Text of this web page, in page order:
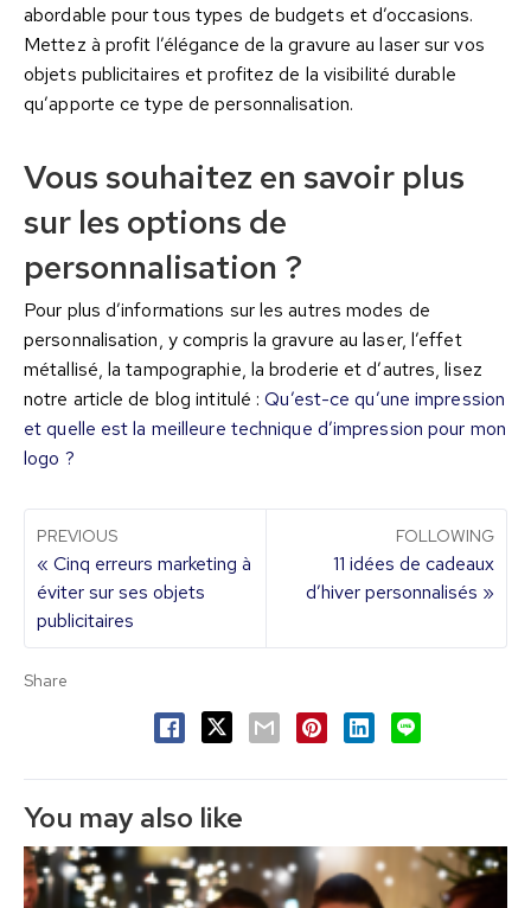
abordable pour tous types de budgets et d’occasions.
Mettez à profit l’élégance de la gravure au laser sur vos
objets publicitaires et profitez de la visibilité durable
qu’apporte ce type de personnalisation.
Vous souhaitez en savoir plus
sur les options de
personnalisation ?
Pour plus d’informations sur les autres modes de
personnalisation, y compris la gravure au laser, l’effet
métallisé, la tampographie, la broderie et d’autres, lisez
notre article de blog intitulé :Qu’est-ce qu’une impression
et quelle est la meilleure technique d’impression pour mon
logo ?
FOLLOWING
11 idées de cadeaux
d’hiver personnalisés »
PREVIOUS
« Cinq erreurs marketing à
éviter sur ses objets
publicitaires
Share
You may also like